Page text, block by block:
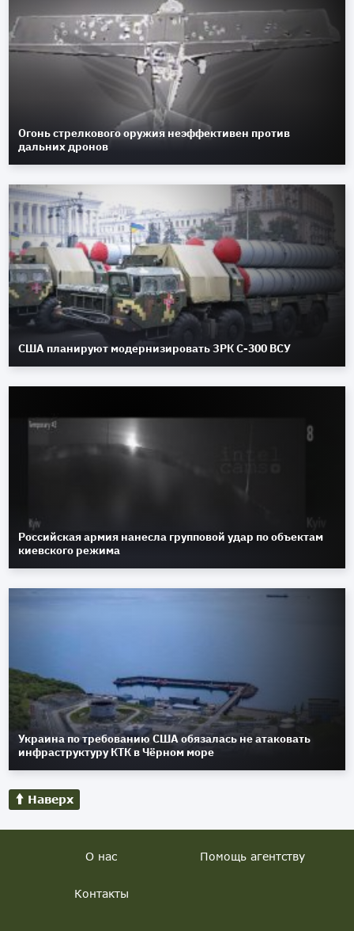
Огонь стрелкового оружия неэффективен против
дальних дронов
США планируют модернизировать ЗРК С-300 ВСУ
Российская армия нанесла групповой удар по объектам
киевского режима
Украина по требованию США обязалась не атаковать
инфраструктуру КТК в Чёрном море
Наверх
О нас Помощь агентству
Контакты